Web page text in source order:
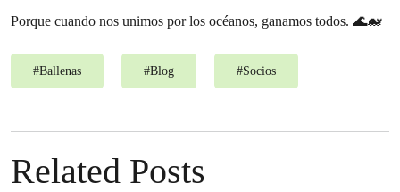
Porque cuando nos unimos por los océanos, ganamos todos. 🌊🐋
#Ballenas #Blog #Socios
Related Posts